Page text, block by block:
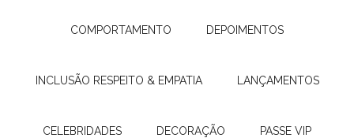
COMPORTAMENTO DEPOIMENTOS
INCLUSÃO RESPEITO & EMPATIA LANÇAMENTOS
CELEBRIDADES DECORAÇÃO PASSE VIP